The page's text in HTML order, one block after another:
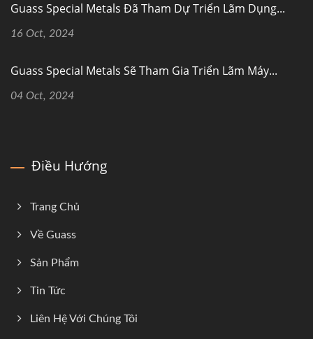
Guass Special Metals Đã Tham Dự Triển Lãm Dụng...
16 Oct, 2024
Guass Special Metals Sẽ Tham Gia Triển Lãm Máy...
04 Oct, 2024
Điều Hướng
Trang Chủ
Về Guass
Sản Phẩm
Tin Tức
Liên Hệ Với Chúng Tôi